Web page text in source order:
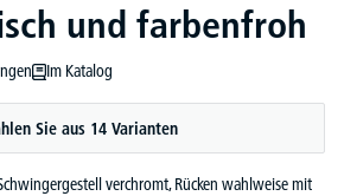
und farbenfroh
Im Katalog
Sie aus 14 Varianten
verchromt, Rücken wahlweise mit